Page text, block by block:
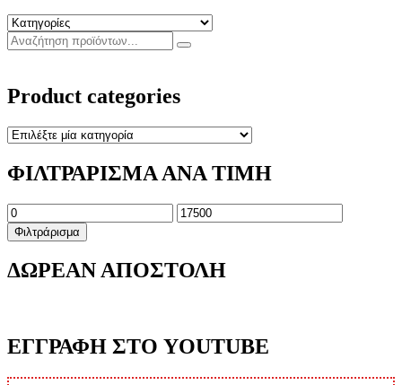
Product categories
ΦΙΛΤΡΑΡΙΣΜΑ ΑΝΑ ΤΙΜΗ
Ελάχιστη
τιμή
Μέγιστη
τιμή
Φιλτράρισμα
ΔΩΡΕΑΝ ΑΠΟΣΤΟΛΗ
ΕΓΓΡΑΦΗ ΣΤΟ YOUTUBE